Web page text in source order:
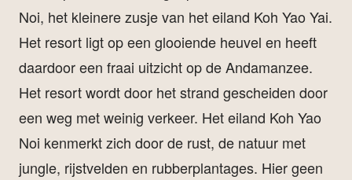
Noi, het kleinere zusje van het eiland Koh Yao Yai.
Het resort ligt op een glooiende heuvel en heeft
daardoor een fraai uitzicht op de Andamanzee.
Het resort wordt door het strand gescheiden door
een weg met weinig verkeer. Het eiland Koh Yao
Noi kenmerkt zich door de rust, de natuur met
jungle, rijstvelden en rubberplantages. Hier geen